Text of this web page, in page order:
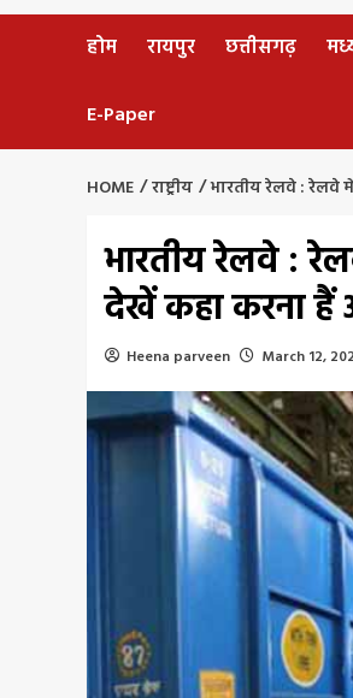
होम रायपुर छत्तीसगढ़
E-Paper
HOME राष्ट्रीय भारतीय रेलवे : रेलवे
भारतीय रेलवे :
देखें कहा करना
Heena parveen March 12,